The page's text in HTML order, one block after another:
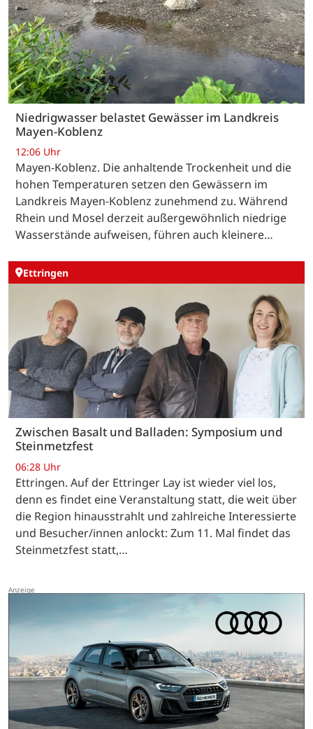
Niedrigwasser belastet Gewässer im Landkreis
Mayen-Koblenz
12:06 Uhr
Mayen-Koblenz. Die anhaltende Trockenheit und die
hohen Temperaturen setzen den Gewässern im
Landkreis Mayen-Koblenz zunehmend zu. Während
Rhein und Mosel derzeit außergewöhnlich niedrige
Wasserstände aufweisen, führen auch kleinere…
Ettringen
Zwischen Basalt und Balladen: Symposium und
Steinmetzfest
06:28 Uhr
Ettringen. Auf der Ettringer Lay ist wieder viel los,
denn es findet eine Veranstaltung statt, die weit über
die Region hinausstrahlt und zahlreiche Interessierte
und Besucher/innen anlockt: Zum 11. Mal findet das
Steinmetzfest statt,…